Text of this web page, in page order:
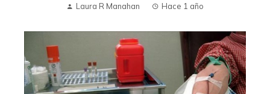
Laura R Manahan Hace 1 año